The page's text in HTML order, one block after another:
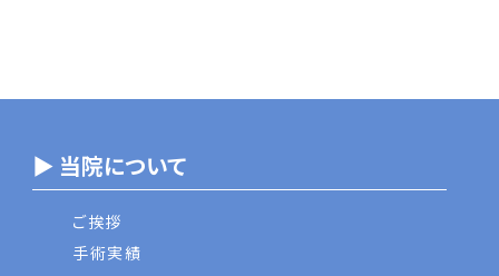
▶ 当院について
ご挨拶
手術実績